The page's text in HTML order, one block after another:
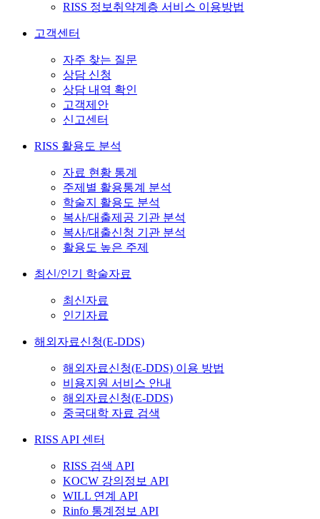
RISS 정보취약계층 서비스 이용방법
고객센터
자주 찾는 질문
상담 신청
상담 내역 확인
고객제안
신고센터
RISS 활용도 분석
자료 현황 통계
주제별 활용통계 분석
학술지 활용도 분석
복사/대출제공 기관 분석
복사/대출신청 기관 분석
활용도 높은 주제
최신/인기 학술자료
최신자료
인기자료
해외자료신청(E-DDS)
해외자료신청(E-DDS) 이용 방법
비용지원 서비스 안내
해외자료신청(E-DDS)
중국대학 자료 검색
RISS API 센터
RISS 검색 API
KOCW 강의정보 API
WILL 연계 API
Rinfo 통계정보 API